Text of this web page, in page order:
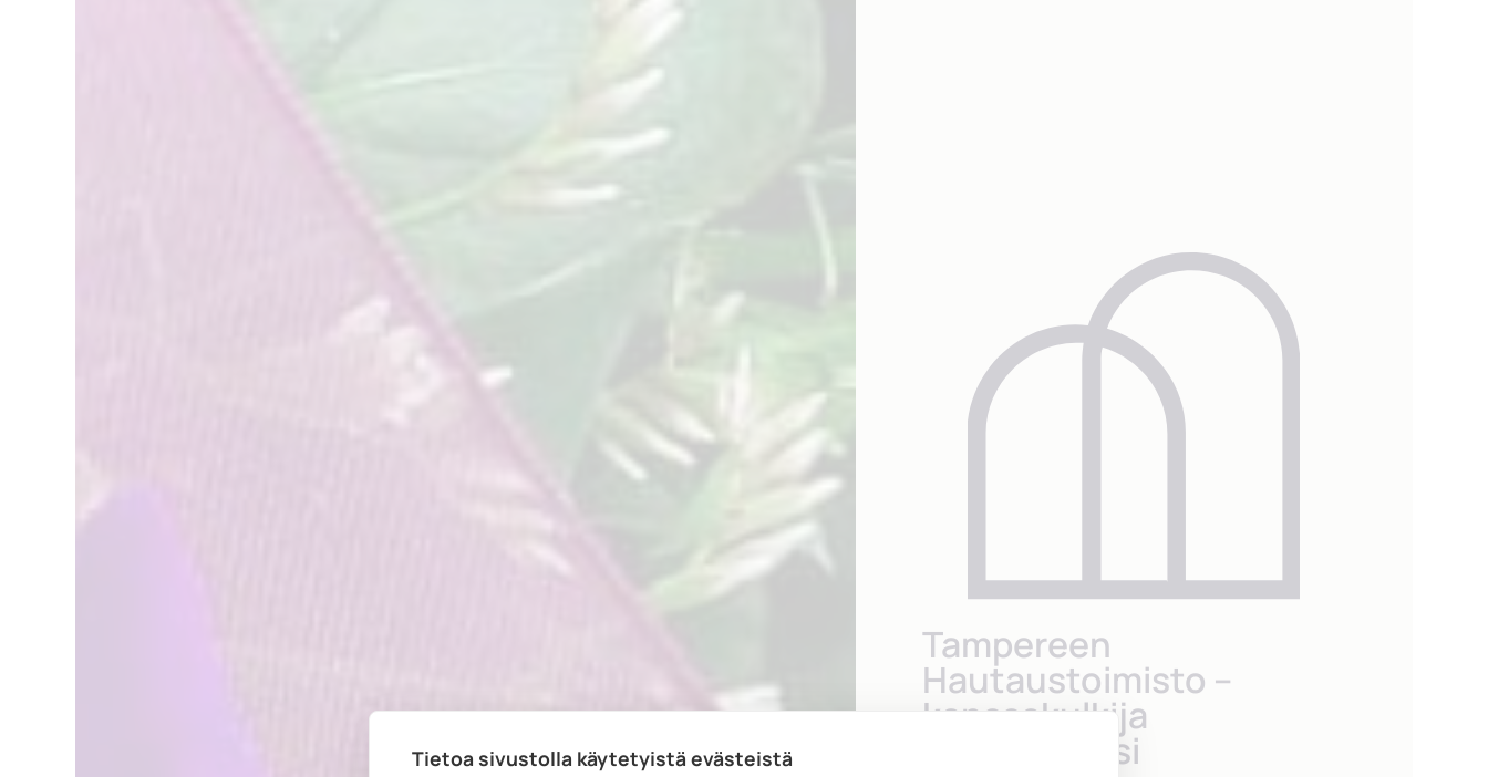
Tietoa sivustolla käytetyistä evästeistä
Tampereen
Hautaustoimisto –
kanssakulkija
surutyössäsi